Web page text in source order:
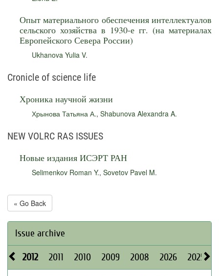
Опыт материального обеспечения интеллектуалов
сельского хозяйства в 1930-е гг. (на материалах
Европейского Севера России)
Ukhanova Yulia V.
Cronicle of science life
Хроника научной жизни
Хрынова Татьяна А., Shabunova Alexandra A.
NEW VOLRC RAS ISSUES
Новые издания ИСЭРТ РАН
Selimenkov Roman Y., Sovetov Pavel M.
« Go Back
Issue archive
2012 2011 2010 2009 2008 2026 2025